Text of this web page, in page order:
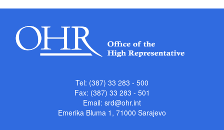
Tel: (387) 33 283 - 500
Fax: (387) 33 283 - 501
Email: srd@ohr.int
Emerika Bluma 1, 71000 Sarajevo